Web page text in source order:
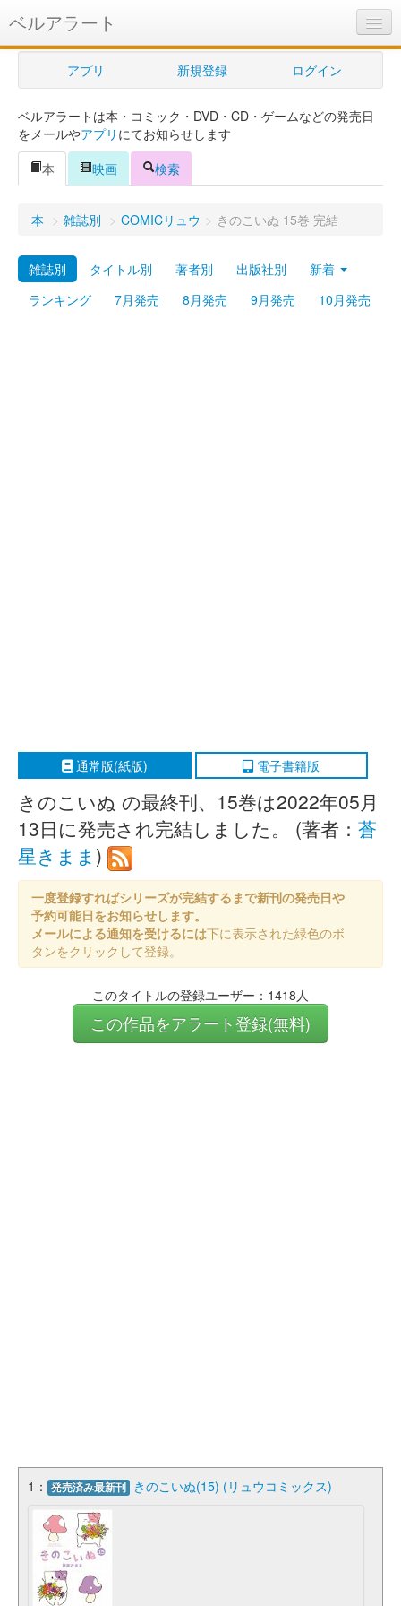
ベルアラート
ベルアラートとは
ヘルプ
新規登録
ログイン
Myシェルフ
プレミアム
アプリ 新規登録 ログイン
ベルアラートは本・コミック・DVD・CD・ゲームなどの発売日
をメールやアプリ にてお知らせします
本
映画 検索
本 > 雑誌別 > COMICリュウ > きのこいぬ 15巻 完結
雑誌別 タイトル別 著者別 出版社別
新着
ランキング
7月発売 8月発売 9月発売 10月発売
通常版(紙版) 電子書籍版
きのこいぬ の最終刊、15巻は2022年05月
13日に発売され完結しました。 (著者： 蒼
星きまま )
一度登録すればシリーズが完結するまで新刊の発売日や
予約可能日をお知らせします。
メールによる通知を受けるには下に表示された緑色のボ
タンをクリックして登録。
このタイトルの登録ユーザー：1418人
この作品をアラート登録(無料)
1： 発売済み最新刊 きのこいぬ(15) (リュウコミックス)